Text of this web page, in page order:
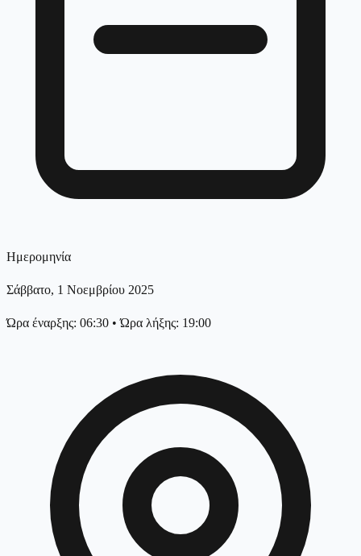
Ημερομηνία
Σάββατο, 1 Νοεμβρίου 2025
Ώρα έναρξης: 06:30 •Ώρα λήξης: 19:00